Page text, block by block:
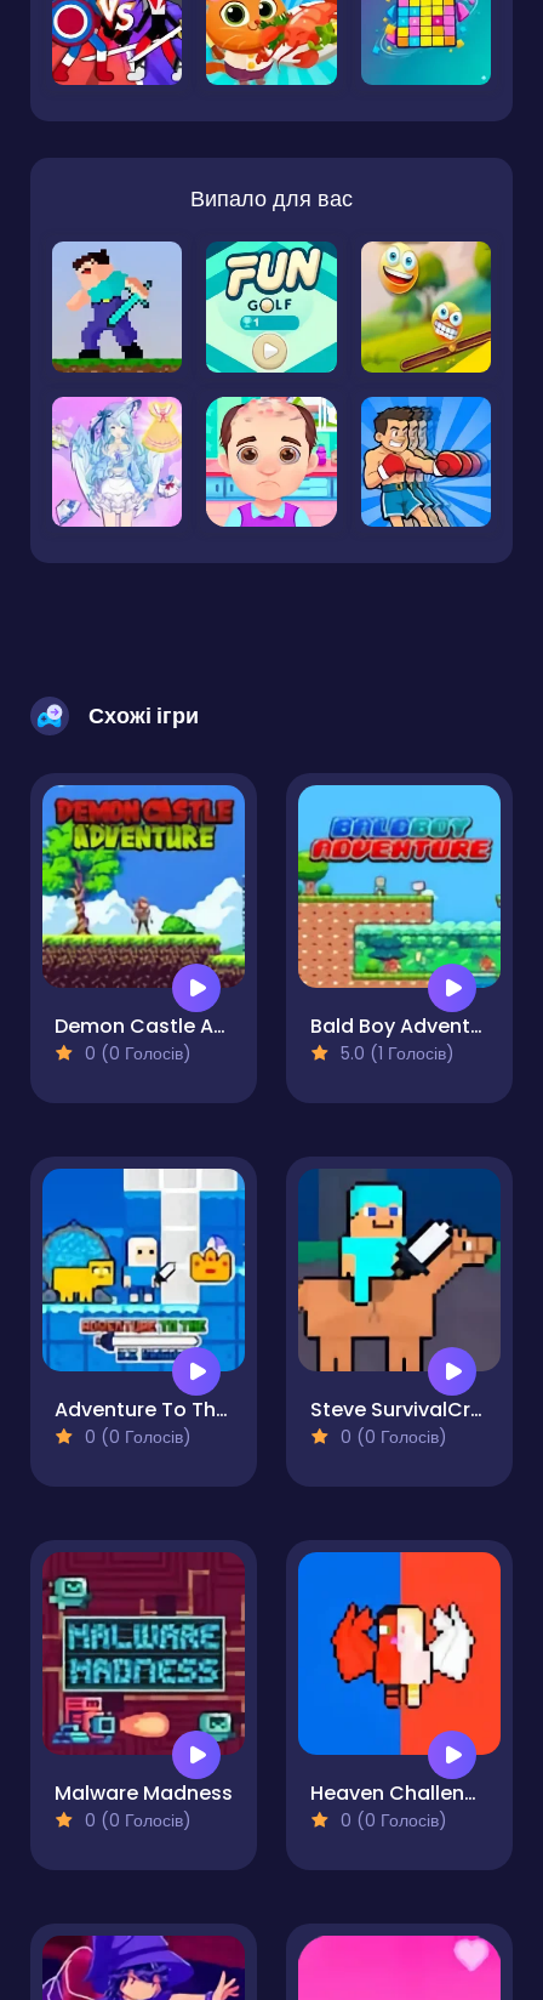
Випало для вас
Схожі ігри
Demon Castle Adventure
0 (0 Голосів)
Bald Boy Adventure
5.0 (1 Голосів)
Adventure To The Ice Kingdom
0 (0 Голосів)
Steve SurvivalCraft Easy
0 (0 Голосів)
Malware Madness
0 (0 Голосів)
Heaven Challenge - 2 Player
0 (0 Голосів)